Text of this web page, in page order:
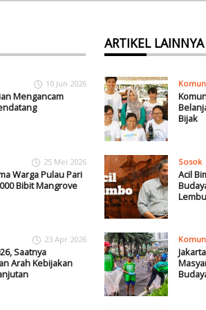
10 Jun 2026
Mengancam
25 Mei 2026
Warga Pulau Pari
Bibit Mangrove
23 Apr 2026
Saatnya
Arah Kebijakan
ARTIKEL LAINNYA
Bijak
Sosok
Acil